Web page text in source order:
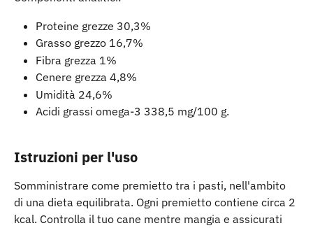
Proteine grezze 30,3%
Grasso grezzo 16,7%
Fibra grezza 1%
Cenere grezza 4,8%
Umidità 24,6%
Acidi grassi omega-3 338,5 mg/100 g.
Istruzioni per l'uso
Somministrare come premietto tra i pasti, nell'ambito
di una dieta equilibrata. Ogni premietto contiene circa 2
kcal. Controlla il tuo cane mentre mangia e assicurati